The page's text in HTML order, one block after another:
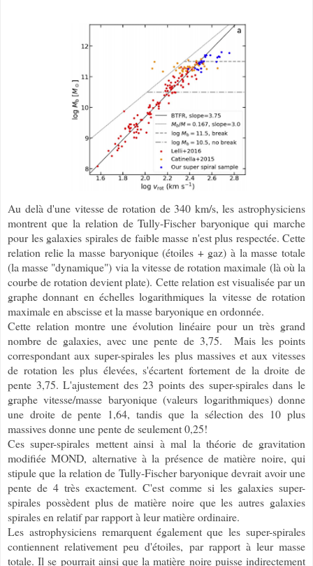
Au delà d'une vitesse de rotation de 340 km/s, les astrophysiciens
montrent que la relation de Tully-Fischer baryonique qui marche
pour les galaxies spirales de faible masse n'est plus respectée. Cette
relation relie la masse baryonique (étoiles + gaz) à la masse totale
(la masse "dynamique") via la vitesse de rotation maximale (là où la
courbe de rotation devient plate). Cette relation est visualisée par un
graphe donnant en échelles logarithmiques la vitesse de rotation
maximale en abscisse et la masse baryonique en ordonnée.
Cette relation montre une évolution linéaire pour un très grand
nombre de galaxies, avec une pente de 3,75. Mais les points
correspondant aux super-spirales les plus massives et aux vitesses
de rotation les plus élevées, s'écartent fortement de la droite de
pente 3,75. L'ajustement des 23 points des super-spirales dans le
graphe vitesse/masse baryonique (valeurs logarithmiques) donne
une droite de pente 1,64, tandis que la sélection des 10 plus
massives donne une pente de seulement 0,25!
Ces super-spirales mettent ainsi à mal la théorie de gravitation
modifiée MOND, alternative à la présence de matière noire, qui
stipule que la relation de Tully-Fischer baryonique devrait avoir une
pente de 4 très exactement. C'est comme si les galaxies super-
spirales possèdent plus de matière noire que les autres galaxies
spirales en relatif par rapport à leur matière ordinaire.
Les astrophysiciens remarquent également que les super-spirales
contiennent relativement peu d'étoiles, par rapport à leur masse
totale. Il se pourrait ainsi que la matière noire puisse indirectement